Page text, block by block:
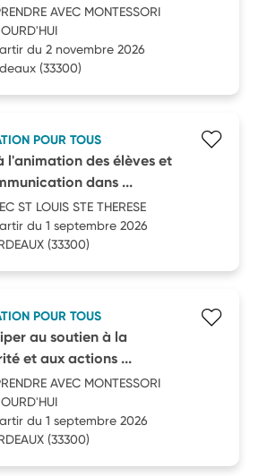
AVEC MONTESSORI
du 2 novembre 2026
(33300)
POUR TOUS
l'animation des élèves et
dans ...
ST LOUIS STE THERESE
du 1 septembre 2026
(33300)
POUR TOUS
au soutien à la
et aux actions ...
AVEC MONTESSORI
du 1 septembre 2026
(33300)